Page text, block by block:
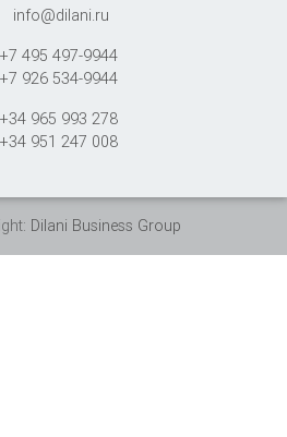
info@dilani.ru
+7 495 497-9944
+7 926 534-9944
+34 965 993 278
+34 951 247 008
Dilani Business Group